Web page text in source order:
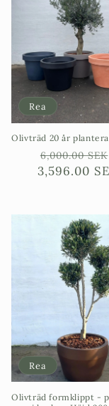
Rea
Olivträd 20 år
Ordinarie
pris
6,000.00 SEK
3,596.00
Rea
Olivträd formklippt -